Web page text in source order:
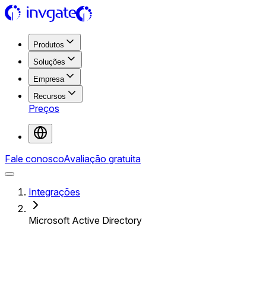
Produtos
Soluções
Empresa
Recursos
Preços
Fale conoscoAvaliação gratuita
Integrações
Microsoft Active Directory